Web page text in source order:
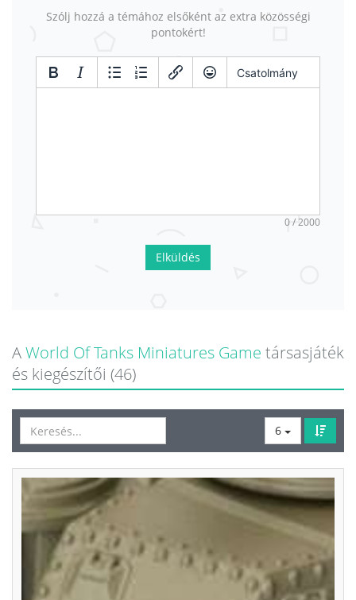
Szólj hozzá a témához elsőként az extra közösségi
pontokért!
Csatolmány
0 / 2000
Elküldés
AWorld Of Tanks Miniatures Game társasjáték
és kiegészítői (46)
6